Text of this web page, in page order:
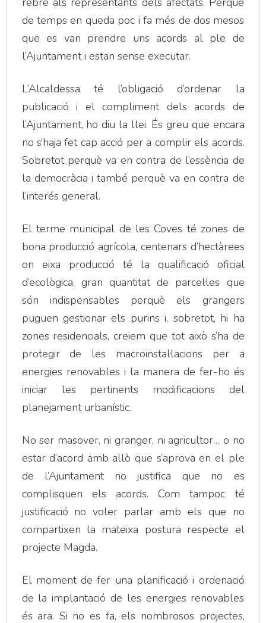
de temps en queda poc i fa més de dos mesos
que es van prendre uns acords al ple de
l’Ajuntament i estan sense executar.
L’Alcaldessa té l’obligació d’ordenar la
publicació i el compliment dels acords de
l’Ajuntament, ho diu la llei. És greu que encara
no s’haja fet cap acció per a complir els acords.
Sobretot perquè va en contra de l’essència de
la democràcia i també perquè va en contra de
l’interés general.
El terme municipal de les Coves té zones de
bona producció agrícola, centenars d’hectàrees
on eixa producció té la qualificació oficial
d’ecològica, gran quantitat de parcel·les que
són indispensables perquè els grangers
puguen gestionar els purins i, sobretot, hi ha
zones residencials, creiem que tot això s’ha de
protegir de les macroinstal·lacions per a
energies renovables i la manera de fer-ho és
iniciar les pertinents modificacions del
planejament urbanístic.
No ser masover, ni granger, ni agricultor… o no
estar d’acord amb allò que s’aprova en el ple
de l’Ajuntament no justifica que no es
complisquen els acords. Com tampoc té
justificació no voler parlar amb els que no
compartixen la mateixa postura respecte el
projecte Magda.
El moment de fer una planificació i ordenació
de la implantació de les energies renovables
és ara. Si no es fa, els nombrosos projectes,